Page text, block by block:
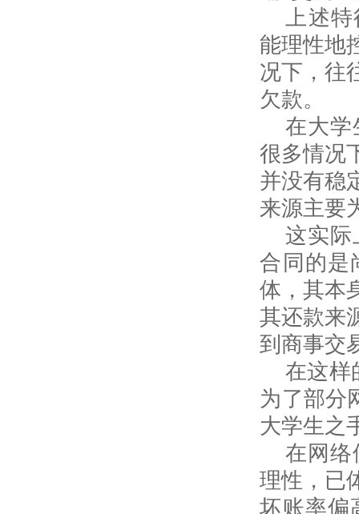
上述特
能理性地
况下，往
欠款。
在大学
很多情况
并没有稳
来源主要
这实际
合同的是
体，其本
其还款来
到商事交
在这样
为了部分
大学生之
在网络
理性，已
坏账率偏